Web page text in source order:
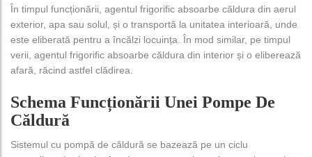
În timpul funcționării, agentul frigorific absoarbe căldura din aerul
exterior, apa sau solul, și o transportă la unitatea interioară, unde
este eliberată pentru a încălzi locuința. În mod similar, pe timpul
verii, agentul frigorific absoarbe căldura din interior și o eliberează
afară, răcind astfel clădirea.
Schema Funcționării Unei Pompe De
Căldură
Sistemul cu pompă de căldură se bazează pe un ciclu